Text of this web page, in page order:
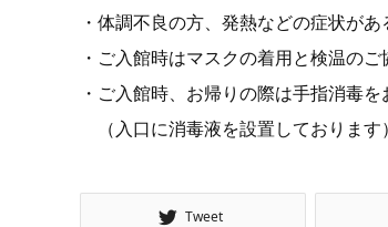
・体調不良の方、発熱などの症状が
・ご入館時はマスクの着用と検温のご
・ご入館時、お帰りの際は手指消毒
（入口に消毒液を設置しております）
Tweet